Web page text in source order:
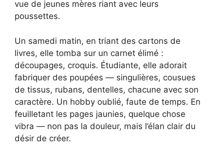
vue de jeunes mères riant avec leurs
poussettes.
Un samedi matin, en triant des cartons de
livres, elle tomba sur un carnet élimé :
découpages, croquis. Étudiante, elle adorait
fabriquer des poupées — singulières, cousues
de tissus, rubans, dentelles, chacune avec son
caractère. Un hobby oublié, faute de temps. En
feuilletant les pages jaunies, quelque chose
vibra — non pas la douleur, mais l’élan clair du
désir de créer.